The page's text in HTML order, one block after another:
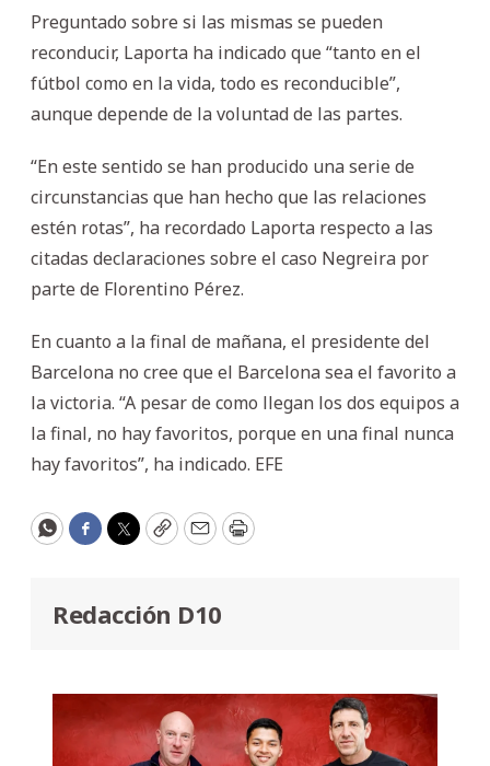
Preguntado sobre si las mismas se pueden
reconducir, Laporta ha indicado que “tanto en el
fútbol como en la vida, todo es reconducible”,
aunque depende de la voluntad de las partes.
“En este sentido se han producido una serie de
circunstancias que han hecho que las relaciones
estén rotas”, ha recordado Laporta respecto a las
citadas declaraciones sobre el caso Negreira por
parte de Florentino Pérez.
En cuanto a la final de mañana, el presidente del
Barcelona no cree que el Barcelona sea el favorito a
la victoria. “A pesar de como llegan los dos equipos a
la final, no hay favoritos, porque en una final nunca
hay favoritos”, ha indicado. EFE
WhatsApp
Facebook
Twitter
CopyEmailPrint
Redacción D10